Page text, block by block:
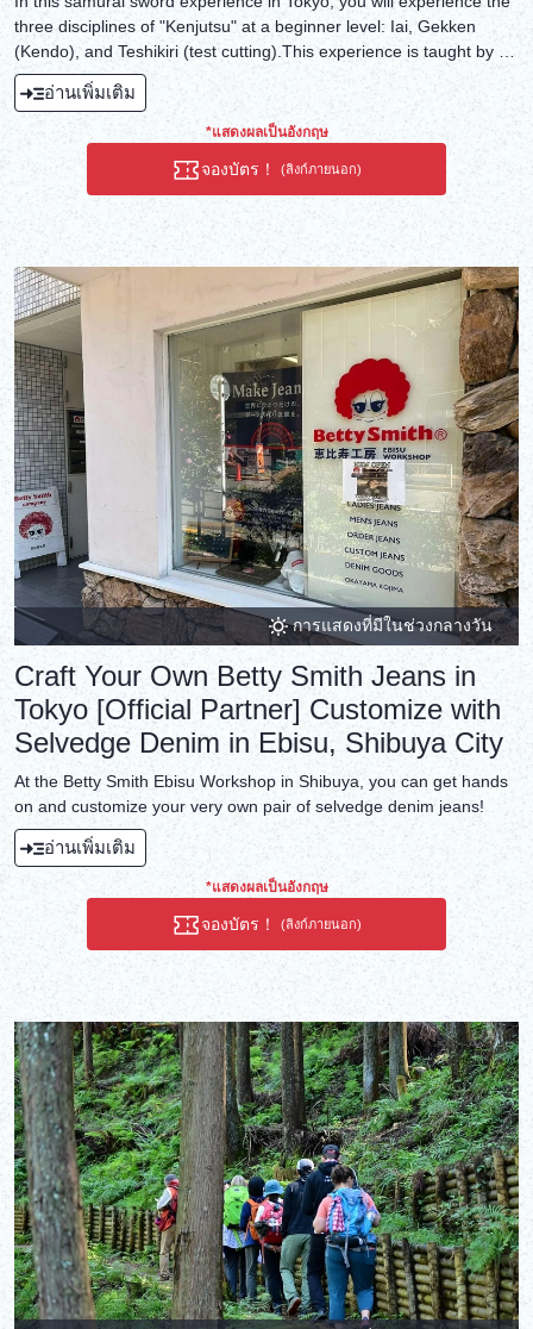
three disciplines of "Kenjutsu" at a beginner level: Iai, Gekken
(Kendo), and Teshikiri (test cutting).This experience is taught by a
Japanese sword and Yabusame (traditional Japanese horseback
archery) master with over 26 years of experience. This experience
is not entertainment or a street performance, but teaches real
swordsmanship and spirit. If you want to experience it the right way
and study the real thing, please join us.
อ่านเพิ่มเติม
*แสดงผลเป็นอังกฤษ
จองบัตร！ (ลิงก์ภายนอก)
การแสดงที่มีในช่วงกลางวัน
Craft Your Own Betty Smith Jeans in
Tokyo [Official Partner] Customize with
Selvedge Denim in Ebisu, Shibuya City
At the Betty Smith Ebisu Workshop in Shibuya, you can get hands
on and customize your very own pair of selvedge denim jeans!
อ่านเพิ่มเติม
*แสดงผลเป็นอังกฤษ
จองบัตร！ (ลิงก์ภายนอก)